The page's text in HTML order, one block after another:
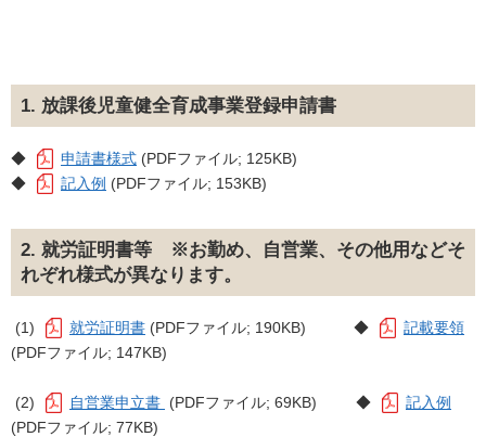
1. 放課後児童健全育成事業登録申請書
◆ 申請書様式 (PDFファイル; 125KB)
◆
記入例 (PDFファイル; 153KB)
2. 就労証明書等 ※お勤め、自営業、その他用などそ
れぞれ様式が異なります。
(1) 就労証明書 (PDFファイル; 190KB) ◆
記載要領
(PDFファイル; 147KB)
(2) 自営業申立書 (PDFファイル; 69KB) ◆
記入例
(PDFファイル; 77KB)